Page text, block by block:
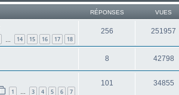
RÉPONSES VUES
14 15 16 17 18
256 251957
8 42798
1 … 3 4 5 6 7
101 34855